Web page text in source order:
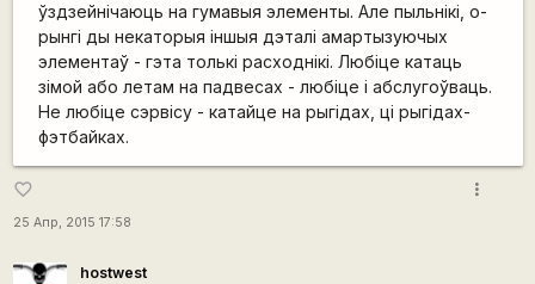
ўздзейнічаюць на гумавыя элементы. Але пыльнікі, о-
рынгі ды некаторыя іншыя дэталі амартызуючых
элементаў - гэта толькі расходнікі. Любіце катаць
зімой або летам на падвесах - любіце і абслугоўваць.
Не любіце сэрвісу - катайце на рыгідах, ці рыгідах-
фэтбайках.
favorite_border
25 Апр, 2015 17:58
more_vert
hostwest